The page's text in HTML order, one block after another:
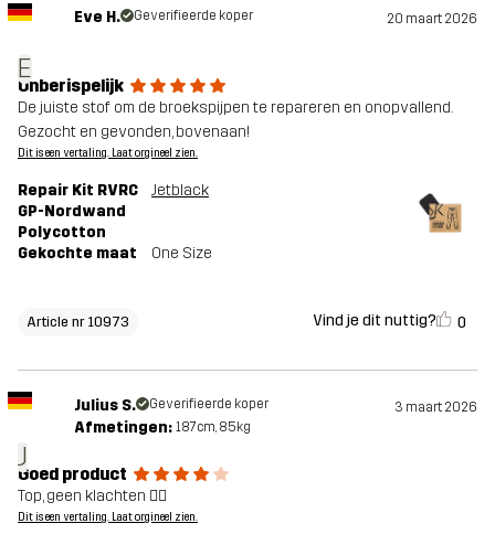
E
Eve H. Geverifieerde koper 20 maart 2026
Onberispelijk
De juiste stof om de broekspijpen te repareren en onopvallend.
Gezocht en gevonden, bovenaan!
Dit is een vertaling. Laat orgineel zien.
Repair Kit RVRC
GP-Nordwand
Polycotton
Jetblack
Gekochte maat One Size
Article nr 10973 Vind je dit nuttig? 0
J
Julius S. Geverifieerde koper 3 maart 2026
Afmetingen: 187cm, 85kg
Goed product
Top, geen klachten 👍🏻
Dit is een vertaling. Laat orgineel zien.